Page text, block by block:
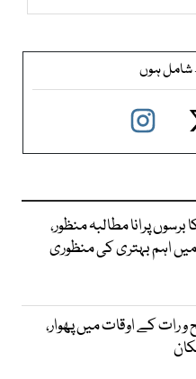
ہوں
پرانا مطالبہ منظور،
اہم بہتری کی منظوری
رات کے اوقات میں پھوار،